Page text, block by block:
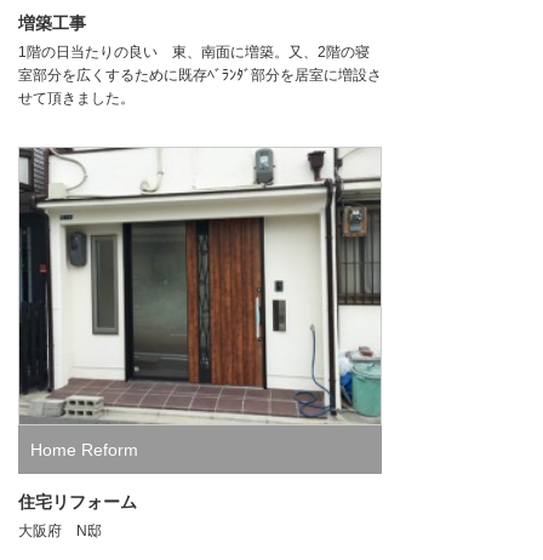
増築工事
1階の日当たりの良い 東、南面に増築。又、2階の寝
室部分を広くするために既存ﾍﾞﾗﾝﾀﾞ部分を居室に増設さ
せて頂きました。
Home Reform
住宅リフォーム
大阪府 N邸